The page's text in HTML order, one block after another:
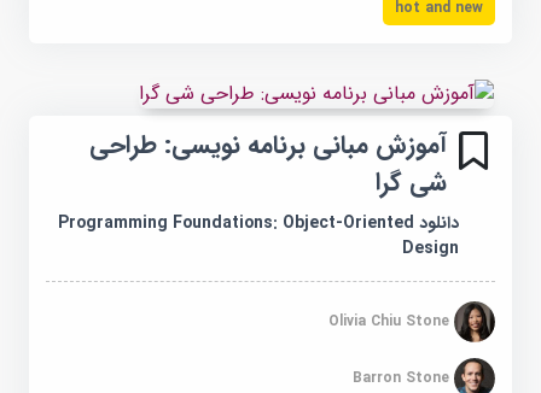
hot and new
آموزش مبانی برنامه نویسی: طراحی
شی گرا
دانلود Programming Foundations: Object-Oriented
Design
Olivia Chiu Stone
Barron Stone